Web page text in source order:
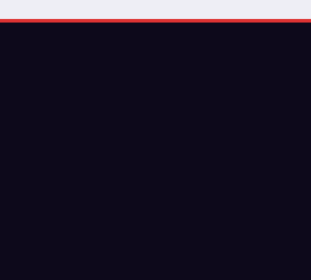
et au lâcher prise en